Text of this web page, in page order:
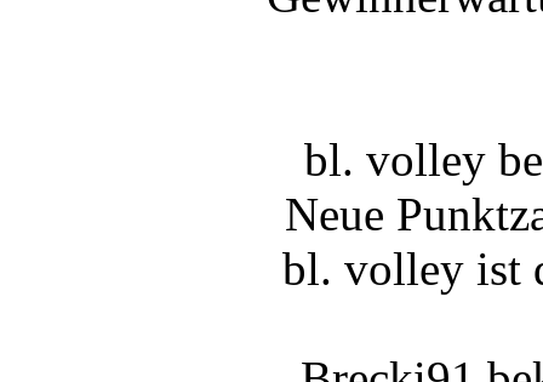
bl. volley
Neue
bl. volley ist